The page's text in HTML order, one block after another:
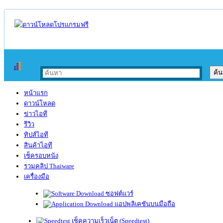
หน้าแรก
ดาวน์โหลด
ข่าวไอที
รีวิว
ทิปส์ไอที
สินค้าไอที
เช็ครอบหนัง
รวมคลิป Thaiware
เครื่องมือ
ซอฟต์แวร์
แอปพลิเคชันบนมือถือ
เช็คความเร็วเน็ต (Speedtest)